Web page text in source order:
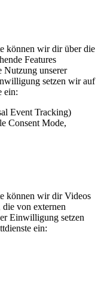
können wir dir über die
Features
Nutzung unserer
setzen wir auf
ein:
Event Tracking)
Consent Mode,
können wir dir Videos
die von externen
Einwilligung setzen
ein: